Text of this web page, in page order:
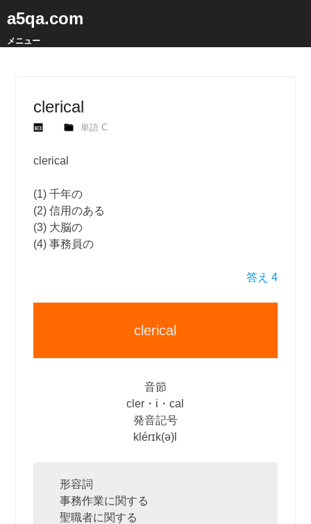
a5qa.com
メニュー
clerical
単語 C
clerical
(1) 千年の
(2) 信用のある
(3) 大脳の
(4) 事務員の
答え 4
clerical
音節
cler・i・cal
発音記号
klérɪk(ə)l
形容詞
事務作業に関する
聖職者に関する